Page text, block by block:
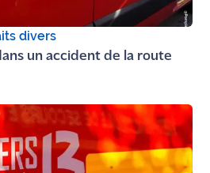
divers
un accident de la route